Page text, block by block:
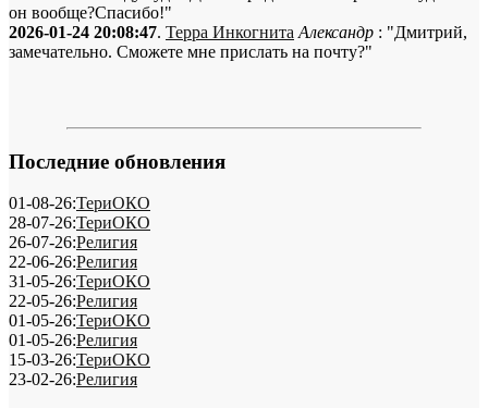
он вообще?Спасибо!"
2026-01-24 20:08:47. Терра Инкогнита Александр : "Дмитрий,
замечательно. Сможете мне прислать на почту?"
Последние обновления
01-08-26:ТериОКО
28-07-26:ТериОКО
26-07-26:Религия
22-06-26:Религия
31-05-26:ТериОКО
22-05-26:Религия
01-05-26:ТериОКО
01-05-26:Религия
15-03-26:ТериОКО
23-02-26:Религия